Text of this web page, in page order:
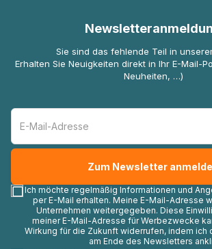
Sie sind das fehlende Teil in
Erhalten Sie Neuigkeiten direkt in Ihr E-Mail-
Neuheiten, …)
Ich möchte regelmäßig Informationen und
per E-Mail erhalten. Meine E-Mail-Adresse
Unternehmen weitergegeben. Diese
meiner E-Mail-Adresse für Werbezwecke
Wirkung für die Zukunft widerrufen, indem ich
am Ende des Newsletters